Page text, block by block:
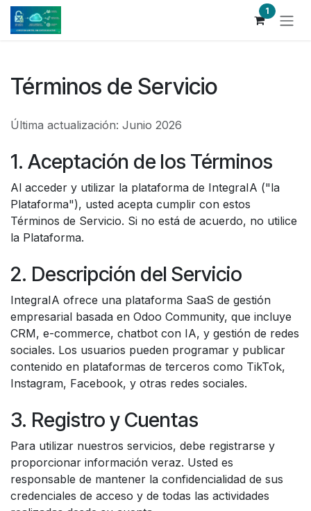
Ir al contenido 1
Términos de Servicio
Última actualización: Junio 2026
1. Aceptación de los Términos
Al acceder y utilizar la plataforma de IntegraIA ("la
Plataforma"), usted acepta cumplir con estos
Términos de Servicio. Si no está de acuerdo, no utilice
la Plataforma.
2. Descripción del Servicio
IntegraIA ofrece una plataforma SaaS de gestión
empresarial basada en Odoo Community, que incluye
CRM, e-commerce, chatbot con IA, y gestión de redes
sociales. Los usuarios pueden programar y publicar
contenido en plataformas de terceros como TikTok,
Instagram, Facebook, y otras redes sociales.
3. Registro y Cuentas
Para utilizar nuestros servicios, debe registrarse y
proporcionar información veraz. Usted es
responsable de mantener la confidencialidad de sus
credenciales de acceso y de todas las actividades